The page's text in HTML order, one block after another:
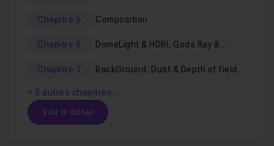
rendu avec Redshift3D,
les AOVs,
compositing surFusion,
fichiers.
Chapitre 5 Composition
Chapitre 6
DomeLight & HDRI, Gods Ray &
Chapitre 7
BackGround, Dust & Depth of field
+ 5 autres chapitres…
Voir le détail